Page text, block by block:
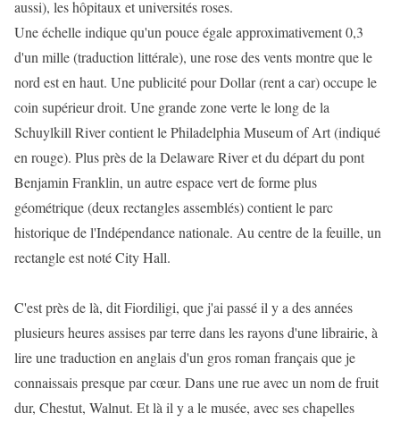
aussi), les hôpitaux et universités roses.
Une échelle indique qu'un pouce égale approximativement 0,3
d'un mille (traduction littérale), une rose des vents montre que le
nord est en haut. Une publicité pour Dollar (rent a car) occupe le
coin supérieur droit. Une grande zone verte le long de la
Schuylkill River contient le Philadelphia Museum of Art (indiqué
en rouge). Plus près de la Delaware River et du départ du pont
Benjamin Franklin, un autre espace vert de forme plus
géométrique (deux rectangles assemblés) contient le parc
historique de l'Indépendance nationale. Au centre de la feuille, un
rectangle est noté City Hall.
C'est près de là, dit Fiordiligi, que j'ai passé il y a des années
plusieurs heures assises par terre dans les rayons d'une librairie, à
lire une traduction en anglais d'un gros roman français que je
connaissais presque par cœur. Dans une rue avec un nom de fruit
dur, Chestut, Walnut. Et là il y a le musée, avec ses chapelles